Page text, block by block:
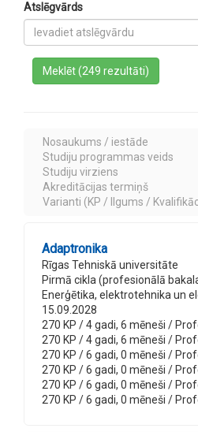
Atslēgvārds
Meklēt (249 rezultāti)
Nosaukums / iestāde
Studiju programmas veids
Studiju virziens
Akreditācijas termiņš
Varianti (KP / Ilgums /
Adaptronika
Rīgas Tehniskā universitāte
Pirmā cikla (profesionālā
Enerģētika, elektrotehnika un
15.09.2028
270 KP / 4 gadi, 6 mēneši /
270 KP / 4 gadi, 6 mēneši /
270 KP / 6 gadi, 0 mēneši /
270 KP / 6 gadi, 0 mēneši /
270 KP / 6 gadi, 0 mēneši /
270 KP / 6 gadi, 0 mēneši /